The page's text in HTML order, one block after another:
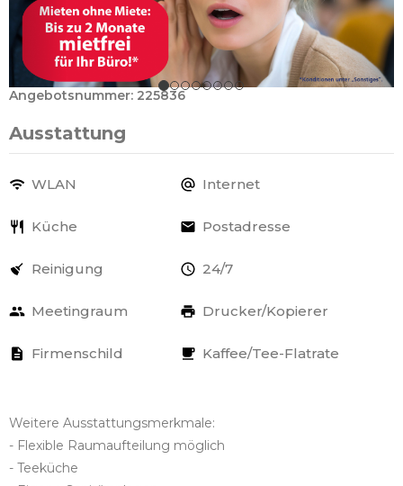
Angebotsnummer: 225836
Ausstattung
WLAN Internet
Küche Postadresse
Reinigung 24/7
Meetingraum Drucker/Kopierer
Firmenschild Kaffee/Tee-Flatrate
Weitere Ausstattungsmerkmale:
- Flexible Raumaufteilung möglich
- Teeküche